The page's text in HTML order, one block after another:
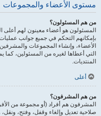
مستوى الأعضاء والمجموعات
من هم المسئولون؟
المسئولون هو أعضاء معينون لهم أعلى
بإمكانهم التحكم في جميع جوانب
الأعضاء، وإنشاء المجموعات
التي أعطاها لغيره من المسئولين،
المنتديات.
أعلى
من هم المشرفون؟
المشرفون هم أفراد (أو مجموعة من
صلاحية تعديل وإلغاء وقفل، وفتح،